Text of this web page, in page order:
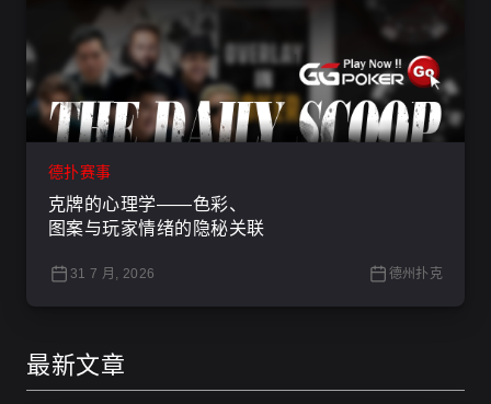
德扑赛事
克牌的心理学——色彩、
图案与玩家情绪的隐秘关联
31 7 月, 2026 德州扑克
最新文章